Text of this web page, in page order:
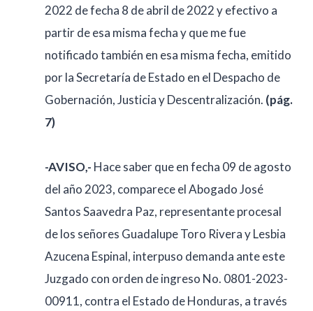
2022 de fecha 8 de abril de 2022 y efectivo a
partir de esa misma fecha y que me fue
notificado también en esa misma fecha, emitido
por la Secretaría de Estado en el Despacho de
Gobernación, Justicia y Descentralización. (pág.
7)
-AVISO,- Hace saber que en fecha 09 de agosto
del año 2023, comparece el Abogado José
Santos Saavedra Paz, representante procesal
de los señores Guadalupe Toro Rivera y Lesbia
Azucena Espinal, interpuso demanda ante este
Juzgado con orden de ingreso No. 0801-2023-
00911, contra el Estado de Honduras, a través